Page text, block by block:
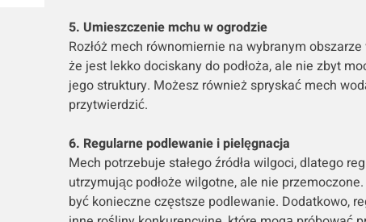
5. Umieszczenie mchu w ogrodzie
Rozłóż mech równomiernie na wybranym
że jest lekko dociskany do podłoża, ale nie zbyt
jego struktury. Możesz również spryskać mech
przytwierdzić.
6. Regularne podlewanie i pielęgnacja
Mech potrzebuje stałego źródła wilgoci, dlatego
utrzymując podłoże wilgotne, ale nie
być konieczne częstsze podlewanie. Dodatkowo,